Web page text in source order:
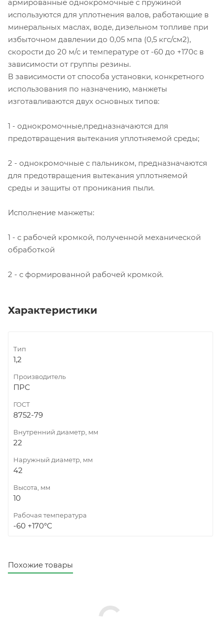
армированные однокромочные с пружиной
используются для уплотнения валов, работающие в
минеральных маслах, воде, дизельном топливе при
избыточном давлении до 0,05 мпа (0,5 кгс/см2),
скорости до 20 м/с и температуре от -60 до +170с в
зависимости от группы резины.
В зависимости от способа установки, конкретного
использования по назначению, манжеты
изготавливаются двух основных типов:
1 - однокромочные,предназначаются для
предотвращения вытекания уплотняемой среды;
2 - однокромочные с пальником, предназначаются
для предотвращения вытекания уплотняемой
среды и защиты от проникания пыли.
Исполнение манжеты:
1 - с рабочей кромкой, полученной механической
обработкой
2 - с формированной рабочей кромкой.
Характеристики
Тип
1,2
Производитель
ПРС
ГОСТ
8752-79
Внутренний диаметр, мм
22
Наружный диаметр, мм
42
Высота, мм
10
Рабочая температура
-60 +170°С
Похожие товары